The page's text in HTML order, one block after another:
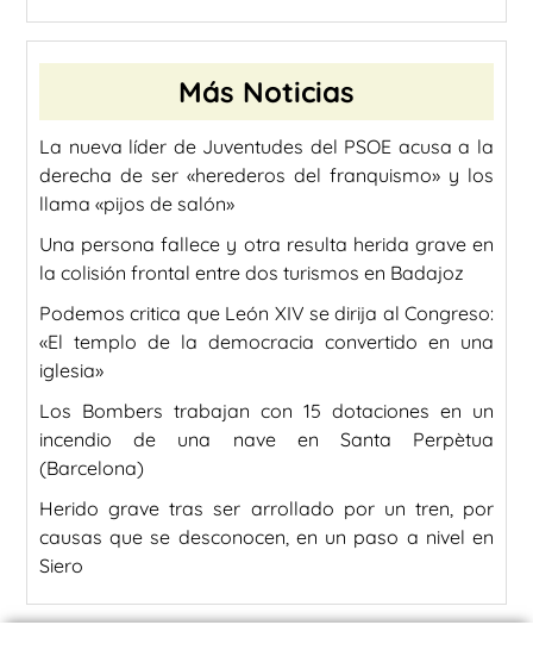
Más Noticias
La nueva líder de Juventudes del PSOE acusa a la
derecha de ser «herederos del franquismo» y los
llama «pijos de salón»
Una persona fallece y otra resulta herida grave en
la colisión frontal entre dos turismos en Badajoz
Podemos critica que León XIV se dirija al Congreso:
«El templo de la democracia convertido en una
iglesia»
Los Bombers trabajan con 15 dotaciones en un
incendio de una nave en Santa Perpètua
(Barcelona)
Herido grave tras ser arrollado por un tren, por
causas que se desconocen, en un paso a nivel en
Siero